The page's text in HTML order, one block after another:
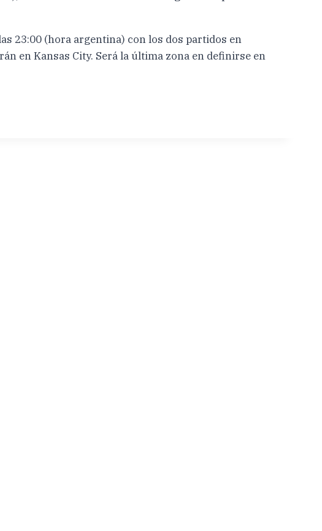
23:00 (hora argentina) con los dos partidos en
en Kansas City. Será la última zona en definirse en